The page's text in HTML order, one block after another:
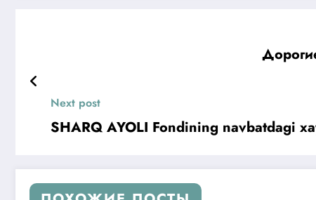
Next post
SHARQ AYOLI Fondining navbatdagi